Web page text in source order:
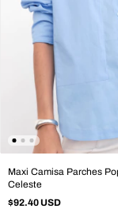
Maxi Camisa Parches
Celeste
$92.40 USD